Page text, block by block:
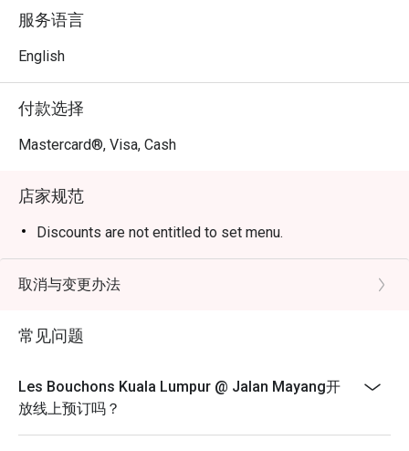
*   “卓越的餐酒搭配”：一份精心挑选的法国酒单，旨在升
华您品尝的每一口美味。
式”的味蕾假期，这里都是您的不二之选。
服务语言
English
付款选择
Mastercard®, Visa, Cash
店家规范
Discounts are not entitled to set menu.
取消与变更办法
常见问题
Les Bouchons Kuala Lumpur @ Jalan Mayang开
放线上预订吗？